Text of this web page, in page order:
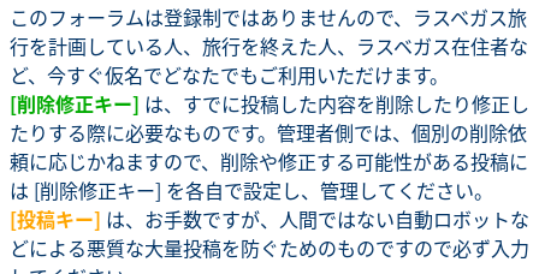
このフォーラムは登録制ではありませんので、ラスベガス旅
行を計画している人、旅行を終えた人、ラスベガス在住者な
ど、今すぐ仮名でどなたでもご利用いただけます。
[削除修正キー] は、すでに投稿した内容を削除したり修正し
たりする際に必要なものです。管理者側では、個別の削除依
頼に応じかねますので、削除や修正する可能性がある投稿に
は [削除修正キー] を各自で設定し、管理してください。
[投稿キー] は、お手数ですが、人間ではない自動ロボットな
どによる悪質な大量投稿を防ぐためのものですので必ず入力